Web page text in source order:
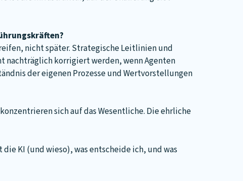
nicht später. Strategische Leitlinien und
nachträglich korrigiert werden, wenn Agenten
der eigenen Prozesse und Wertvorstellungen
sich auf das Wesentliche. Die ehrliche
KI (und wieso), was entscheide ich, und was